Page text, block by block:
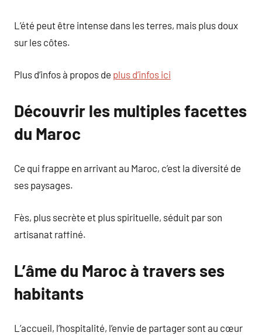
L’été peut être intense dans les terres, mais plus doux
sur les côtes.
Plus d’infos à propos de plus d’infos ici
Découvrir les multiples facettes
du Maroc
Ce qui frappe en arrivant au Maroc, c’est la diversité de
ses paysages.
Fès, plus secrète et plus spirituelle, séduit par son
artisanat raffiné.
L’âme du Maroc à travers ses
habitants
L’accueil, l’hospitalité, l’envie de partager sont au cœur